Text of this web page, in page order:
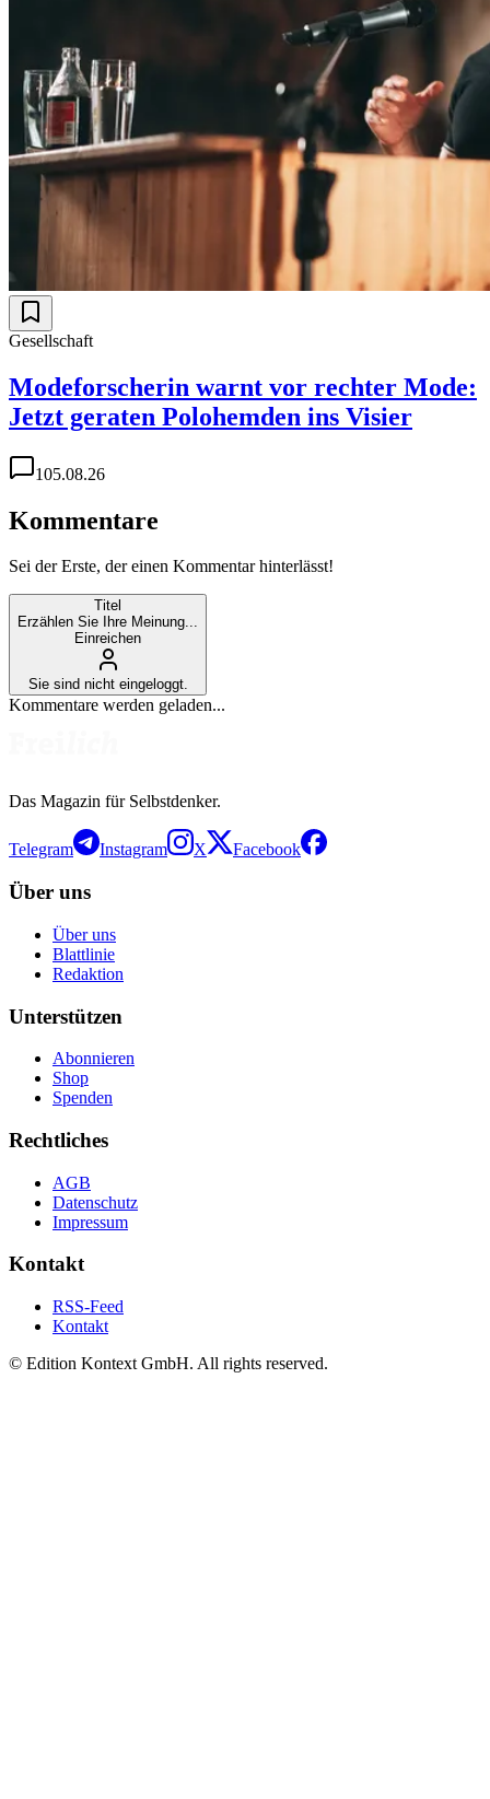
Gesellschaft
Modeforscherin warnt vor rechter Mode:
Jetzt geraten Polohemden ins Visier
105.08.26
Kommentare
Sei der Erste, der einen Kommentar hinterlässt!
Titel
Erzählen Sie Ihre Meinung...
Einreichen
Sie sind nicht eingeloggt.
Kommentare werden geladen...
Das Magazin für Selbstdenker.
Telegram Instagram X Facebook
Über uns
Über uns
Blattlinie
Redaktion
Unterstützen
Abonnieren
Shop
Spenden
Rechtliches
AGB
Datenschutz
Impressum
Kontakt
RSS-Feed
Kontakt
© Edition Kontext GmbH. All rights reserved.